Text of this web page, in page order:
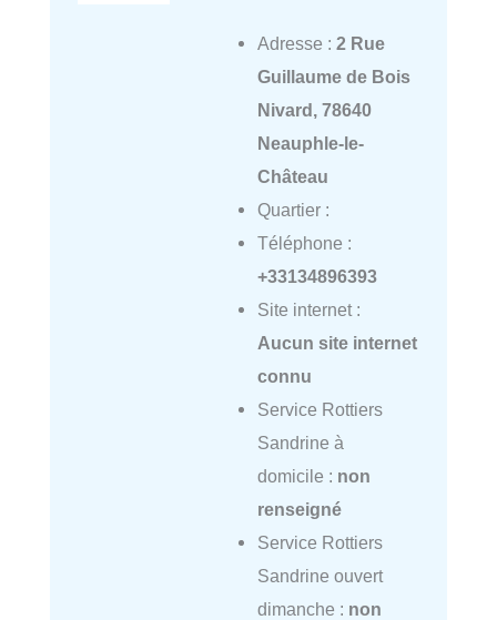
Adresse : 2 Rue
Guillaume de Bois
Nivard, 78640
Neauphle-le-
Château
Quartier :
Téléphone :
+33134896393
Site internet :
Aucun site internet
connu
Service Rottiers
Sandrine à
domicile : non
renseigné
Service Rottiers
Sandrine ouvert
dimanche : non